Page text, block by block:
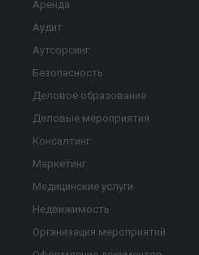
Аренда
Аудит
Аутсорсинг
Безопасность
Деловое образование
Деловые мероприятия
Консалтинг
Маркетинг
Медицинские услуги
Недвижимость
Организация мероприятий